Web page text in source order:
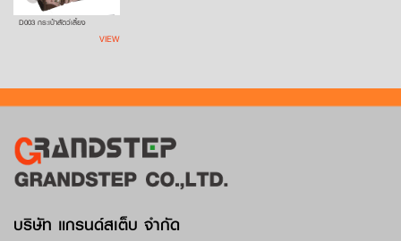
D003 กระเป๋าสัตว์เลี้ยง
VIEW
บริษัท แกรนด์สเต็บ จำกัด